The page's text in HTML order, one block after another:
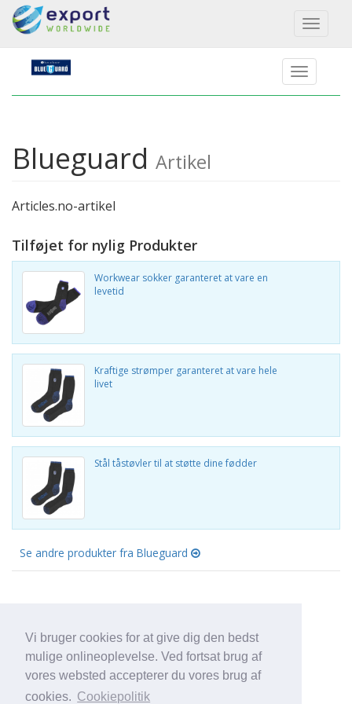
Vi bruger cookies for at give dig den bedst
mulige onlineoplevelse. Ved fortsat brug af
vores websted accepterer du vores brug af
cookies. Cookiepolitik
Toggle
Blueguard Artikel
Articles.no-artikel
Tilføjet for nylig Produkter
Workwear sokker garanteret at vare en
levetid
Kraftige strømper garanteret at vare hele
livet
Stål tåstøvler til at støtte dine fødder
Se andre produkter fra Blueguard